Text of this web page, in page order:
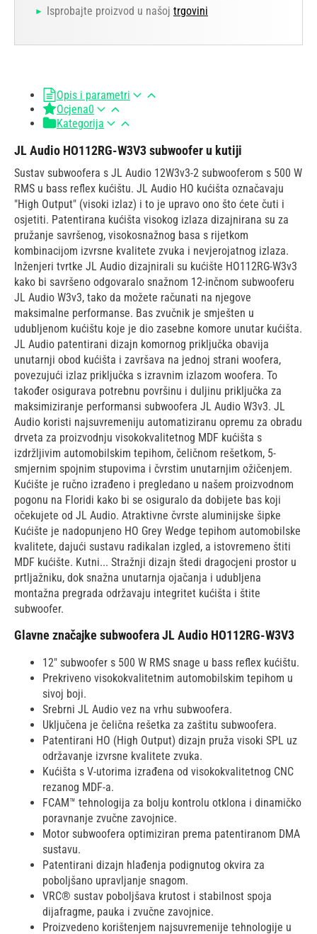
Isprobajte proizvod u našoj trgovini
Opis i parametri
Ocjena0
Kategorija
JL Audio HO112RG-W3V3 subwoofer u kutiji
Sustav subwoofera s JL Audio 12W3v3-2 subwooferom s 500 W
RMS u bass reflex kućištu. JL Audio HO kućišta označavaju
"High Output" (visoki izlaz) i to je upravo ono što ćete čuti i
osjetiti. Patentirana kućišta visokog izlaza dizajnirana su za
pružanje savršenog, visokosnažnog basa s rijetkom
kombinacijom izvrsne kvalitete zvuka i nevjerojatnog izlaza.
Inženjeri tvrtke JL Audio dizajnirali su kućište HO112RG-W3v3
kako bi savršeno odgovaralo snažnom 12-inčnom subwooferu
JL Audio W3v3, tako da možete računati na njegove
maksimalne performanse. Bas zvučnik je smješten u
udubljenom kućištu koje je dio zasebne komore unutar kućišta.
JL Audio patentirani dizajn komornog priključka obavija
unutarnji obod kućišta i završava na jednoj strani woofera,
povezujući izlaz priključka s izravnim izlazom woofera. To
također osigurava potrebnu površinu i duljinu priključka za
maksimiziranje performansi subwoofera JL Audio W3v3. JL
Audio koristi najsuvremeniju automatiziranu opremu za obradu
drveta za proizvodnju visokokvalitetnog MDF kućišta s
izdržljivim automobilskim tepihom, čeličnom rešetkom, 5-
smjernim spojnim stupovima i čvrstim unutarnjim ožičenjem.
Kućište je ručno izrađeno i pregledano u našem proizvodnom
pogonu na Floridi kako bi se osiguralo da dobijete bas koji
očekujete od JL Audio. Atraktivne čvrste aluminijske šipke
Kućište je nadopunjeno HO Grey Wedge tepihom automobilske
kvalitete, dajući sustavu radikalan izgled, a istovremeno štiti
MDF kućište. Kutni... Stražnji dizajn štedi dragocjeni prostor u
prtljažniku, dok snažna unutarnja ojačanja i udubljena
montažna pregrada održavaju integritet kućišta i štite
subwoofer.
Glavne značajke subwoofera JL Audio HO112RG-W3V3
12" subwoofer s 500 W RMS snage u bass reflex kućištu.
Prekriveno visokokvalitetnim automobilskim tepihom u
sivoj boji.
Srebrni JL Audio vez na vrhu subwoofera.
Uključena je čelična rešetka za zaštitu subwoofera.
Patentirani HO (High Output) dizajn pruža visoki SPL uz
održavanje izvrsne kvalitete zvuka.
Kućišta s V-utorima izrađena od visokokvalitetnog CNC
rezanog MDF-a.
FCAM™ tehnologija za bolju kontrolu otklona i dinamičko
poravnanje zvučne zavojnice.
Motor subwoofera optimiziran prema patentiranom DMA
sustavu.
Patentirani dizajn hlađenja podignutog okvira za
poboljšano upravljanje snagom.
VRC® sustav poboljšava krutost i stabilnost spoja
dijafragme, pauka i zvučne zavojnice.
Proizvedeno korištenjem najsuvremenije tehnologije u